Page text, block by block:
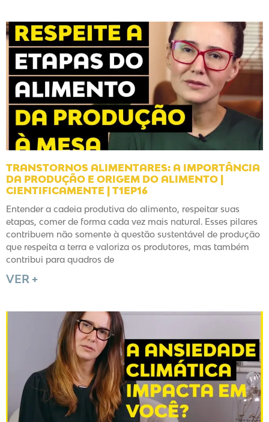
TRANSTORNOS ALIMENTARES: A IMPORTÂNCIA
DA PRODUÇÃO E ORIGEM DO ALIMENTO |
CIENTIFICAMENTE | T1EP16
Entender a cadeia produtiva do alimento, respeitar suas
etapas, comer de forma cada vez mais natural. Esses pilares
contribuem não somente à questão sustentável de produção
que respeita a terra e valoriza os produtores, mas também
contribui para quadros de
VER +